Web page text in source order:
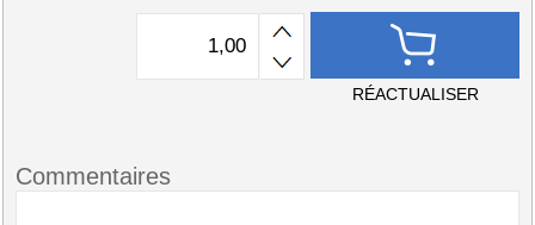
RÉACTUALISER
Commentaires